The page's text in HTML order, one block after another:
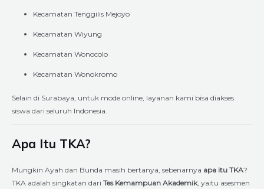
Kecamatan Tenggilis Mejoyo
Kecamatan Wiyung
Kecamatan Wonocolo
Kecamatan Wonokromo
Selain di Surabaya, untuk mode online, layanan kami bisa diakses
siswa dari seluruh Indonesia.
Apa Itu TKA?
Mungkin Ayah dan Bunda masih bertanya, sebenarnya apa itu TKA?
TKA adalah singkatan dari Tes Kemampuan Akademik, yaitu asesmen